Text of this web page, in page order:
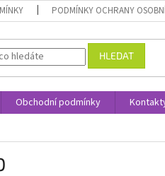
PODMÍNKY OCHRANY
HLEDAT
Obchodní podmínky